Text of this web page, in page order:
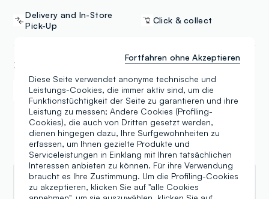
Delivery and In-Store
Pick-Up
Click & collect
ZAHLUNGSART
Samsung Pay Apple Pay
Bewertungen
Lucia Maria Annunziata
Diese Seite verwendet anonyme technische und
Leistungs-Cookies, die immer aktiv sind, um die
Funktionstüchtigkeit der Seite zu garantieren und ihre
Leistung zu messen; Andere Cookies (Profiling-
Cookies), die auch von Dritten gesetzt werden,
dienen hingegen dazu, Ihre Surfgewohnheiten zu
erfassen, um Ihnen gezielte Produkte und
Serviceleistungen in Einklang mit Ihren tatsächlichen
Interessen anbieten zu können. Für ihre Verwendung
braucht es Ihre Zustimmung. Um die Profiling-Cookies
zu akzeptieren, klicken Sie auf "alle Cookies
Fortfahren ohne Akzeptieren